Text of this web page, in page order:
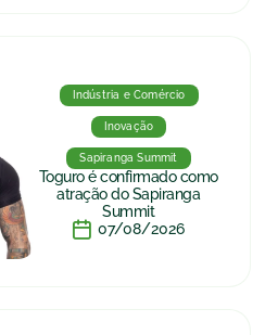
Indústria e Comércio
Inovação
Sapiranga Summit
Toguro é confirmado como
atração do Sapiranga
Summit
07/08/2026